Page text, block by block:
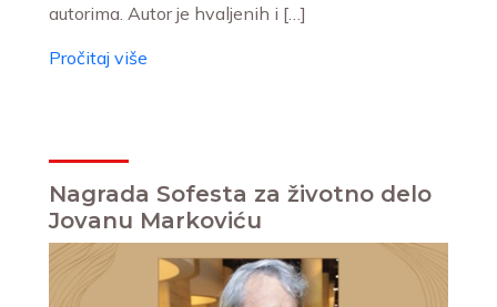
autorima. Autor je hvaljenih i […]
Pročitaj više
Nagrada Sofesta za životno delo
Jovanu Markoviću